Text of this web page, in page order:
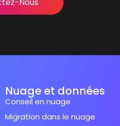
Nous
Nuage et données
Conseil en nuage
Migration dans le nuage